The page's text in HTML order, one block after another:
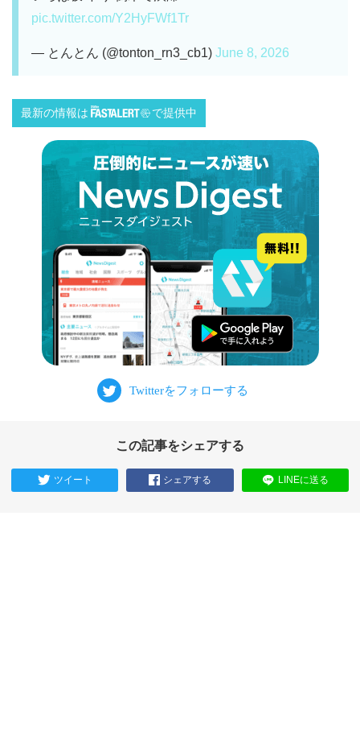
pic.twitter.com/Y2HyFWf1Tr
— とんとん (@tonton_rn3_cb1) June 8, 2026
最新の情報は で提供中
この記事をシェアする
ツイート シェアする LINEに送る